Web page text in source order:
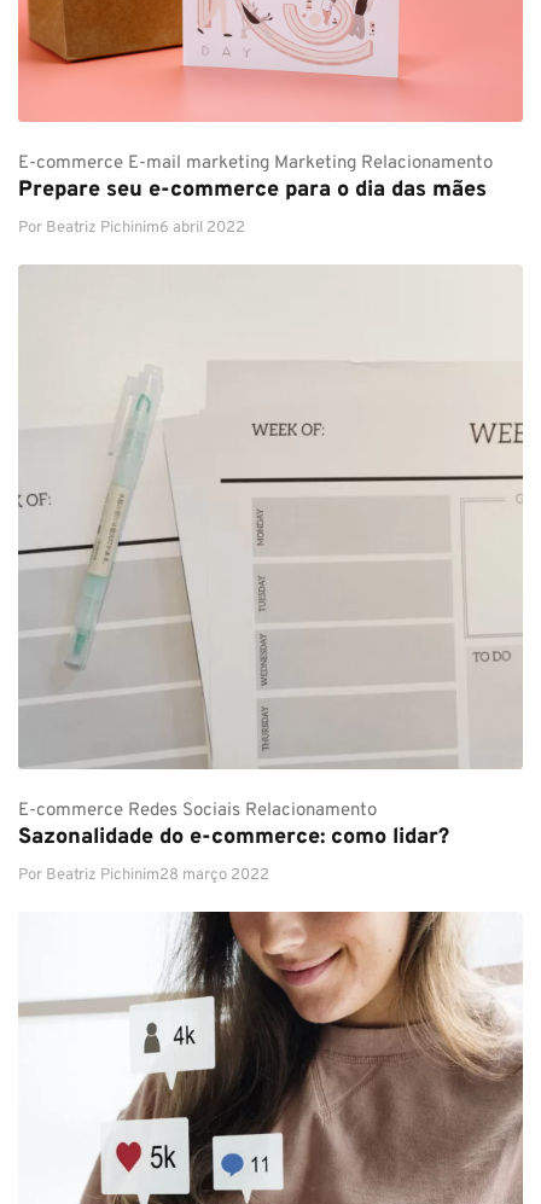
E-commerce E-mail marketing Marketing Relacionamento
Prepare seu e-commerce para o dia das mães
Por Beatriz Pichinim6 abril 2022
E-commerce Redes Sociais Relacionamento
Sazonalidade do e-commerce: como lidar?
Por Beatriz Pichinim28 março 2022